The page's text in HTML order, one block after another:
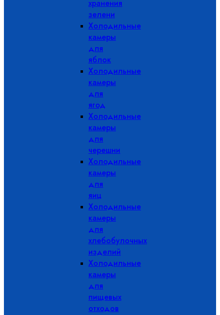
хранения
зелени
Холодильные
камеры
для
яблок
Холодильные
камеры
для
ягод
Холодильные
камеры
для
черешни
Холодильные
камеры
для
яиц
Холодильные
камеры
для
хлебобулочных
изделий
Холодильные
камеры
для
пищевых
отходов